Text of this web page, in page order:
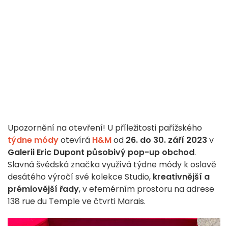
Upozornění na otevření! U příležitosti pařížského
týdne módyotevírá H&Mod 26. do 30. září 2023 v
Galerii Eric Dupont působivý pop-up obchod.
Slavná švédská značka využívá týdne módy k oslavě
desátého výročí své kolekce Studio, kreativnější a
prémiovější řady, v efemérním prostoru na adrese
138 rue du Temple ve čtvrti Marais.